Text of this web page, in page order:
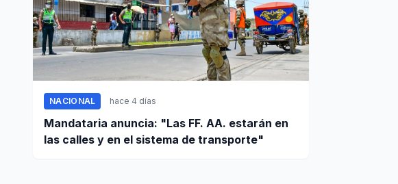
NACIONAL hace 4 días
Mandataria anuncia: "Las FF. AA. estarán en
las calles y en el sistema de transporte"